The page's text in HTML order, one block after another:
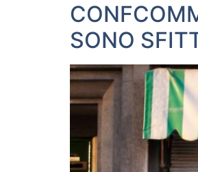
SONO